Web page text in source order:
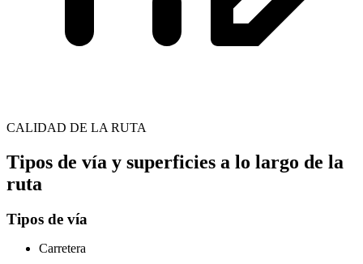
CALIDAD DE LA RUTA
Tipos de vía y superficies a lo largo de la
ruta
Tipos de vía
Carretera